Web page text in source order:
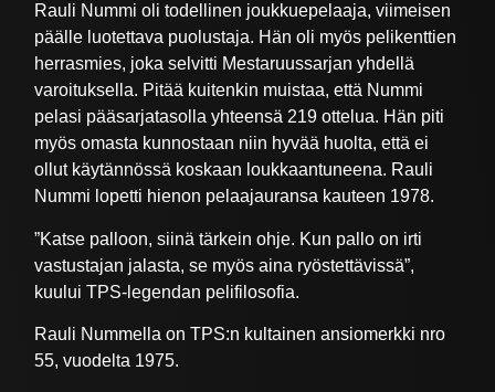
Rauli Nummi oli todellinen joukkuepelaaja, viimeisen
päälle luotettava puolustaja. Hän oli myös pelikenttien
herrasmies, joka selvitti Mestaruussarjan yhdellä
varoituksella. Pitää kuitenkin muistaa, että Nummi
pelasi pääsarjatasolla yhteensä 219 ottelua. Hän piti
myös omasta kunnostaan niin hyvää huolta, että ei
ollut käytännössä koskaan loukkaantuneena. Rauli
Nummi lopetti hienon pelaajauransa kauteen 1978.
”Katse palloon, siinä tärkein ohje. Kun pallo on irti
vastustajan jalasta, se myös aina ryöstettävissä”,
kuului TPS-legendan pelifilosofia.
Rauli Nummella on TPS:n kultainen ansiomerkki nro
55, vuodelta 1975.